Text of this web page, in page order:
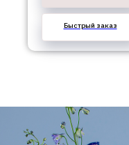
Быстрый заказ